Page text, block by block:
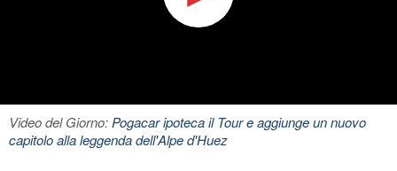
Video del Giorno:Pogacar ipoteca il Tour e aggiunge un nuovo
capitolo alla leggenda dell'Alpe d'Huez